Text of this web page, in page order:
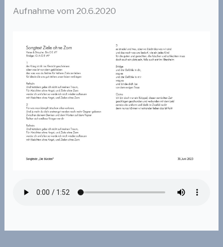
Aufnahme vom 20.6.2020